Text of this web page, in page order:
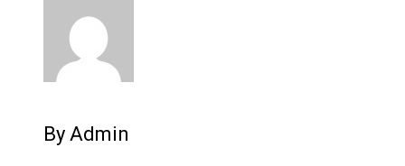
By Admin